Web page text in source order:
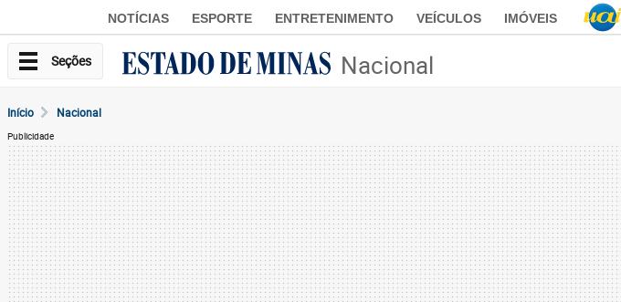
NOTÍCIAS ESPORTE ENTRETENIMENTO VEÍCULOS IMÓVEIS
Seções Nacional
Início Nacional
Publicidade